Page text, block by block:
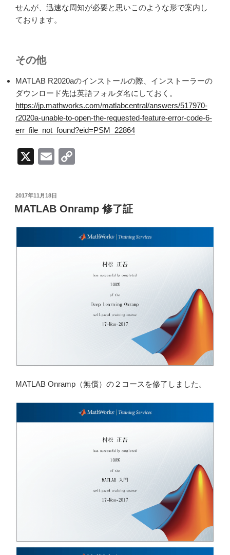
せんが、迅速な周知が必要と思いこのような形で案内し
ております。
その他
MATLAB R2020aのインストールの際、インストーラーの
ダウンロード先は英語フォルダ名にしておく。
https://jp.mathworks.com/matlabcentral/answers/517970-
r2020a-unable-to-open-the-requested-feature-error-code-6-
err_file_not_found?eid=PSM_22864
X
E
ail
y
n
投
稿
日:
2017年11月18日
MATLAB Onramp 修了証
MATLAB Onramp（無償）の２コースを修了しました。